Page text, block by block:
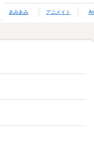
あみあみ アニメイト